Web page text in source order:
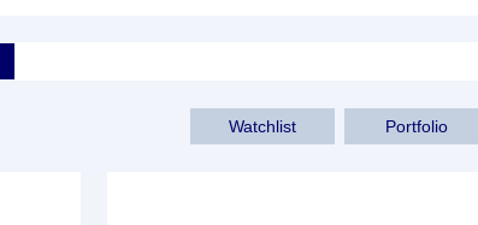
Portfolio
Watchlist